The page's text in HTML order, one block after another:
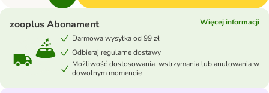
zooplus Abonament
Więcej informacji
Darmowa wysyłka od 99 zł
Odbieraj regularne dostawy
Możliwość dostosowania, wstrzymania lub anulowania w
dowolnym momencie